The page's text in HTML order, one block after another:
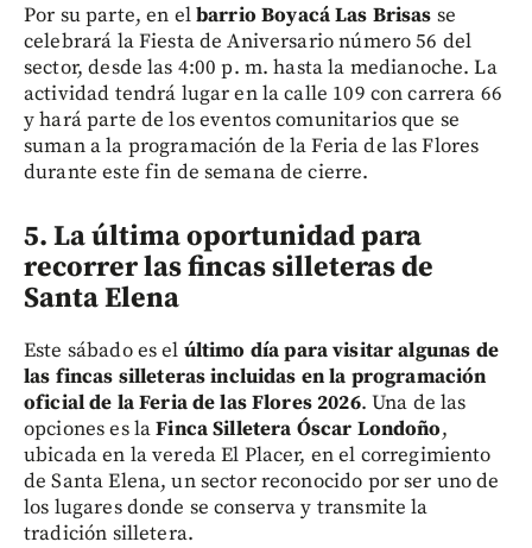
Por su parte, en elbarrio Boyacá Las Brisas se
celebrará la Fiesta de Aniversario número 56 del
sector, desde las 4:00 p. m. hasta la medianoche. La
actividad tendrá lugar en la calle 109 con carrera 66
y hará parte de los eventos comunitarios que se
suman a la programación de la Feria de las Flores
durante este fin de semana de cierre.
5. La última oportunidad para
recorrer las fincas silleteras de
Santa Elena
Este sábado es el último día para visitar algunas de
las fincas silleteras incluidas en la programación
oficial de la Feria de las Flores 2026. Una de las
opciones es laFinca Silletera Óscar Londoño,
ubicada en la vereda El Placer, en el corregimiento
de Santa Elena, un sector reconocido por ser uno de
los lugares donde se conserva y transmite la
tradición silletera.